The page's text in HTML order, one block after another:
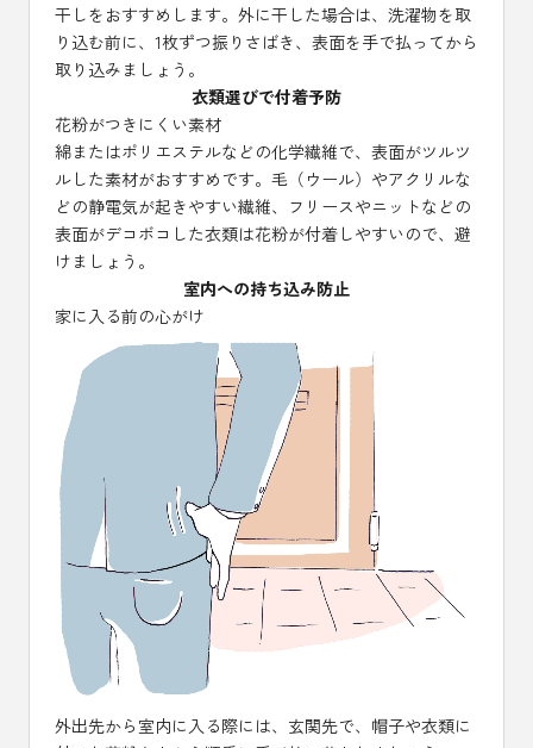
干しをおすすめします。外に干した場合は、洗濯物を取
り込む前に、1枚ずつ振りさばき、表面を手で払ってから
取り込みましょう。
衣類選びで付着予防
花粉がつきにくい素材
綿またはポリエステルなどの化学繊維で、表面がツルツ
ルした素材がおすすめです。毛（ウール）やアクリルな
どの静電気が起きやすい繊維、フリースやニットなどの
表面がデコボコした衣類は花粉が付着しやすいので、避
けましょう。
室内への持ち込み防止
家に入る前の心がけ
外出先から室内に入る際には、玄関先で、帽子や衣類に